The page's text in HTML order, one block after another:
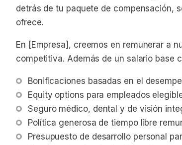
detrás de tu paquete de compensación,
ofrece.
En [Empresa], creemos en remunerar a
competitiva. Además de un salario base
Bonificaciones basadas en el
Equity options para empleados
Seguro médico, dental y de visión
Política generosa de tiempo libre
Presupuesto de desarrollo personal